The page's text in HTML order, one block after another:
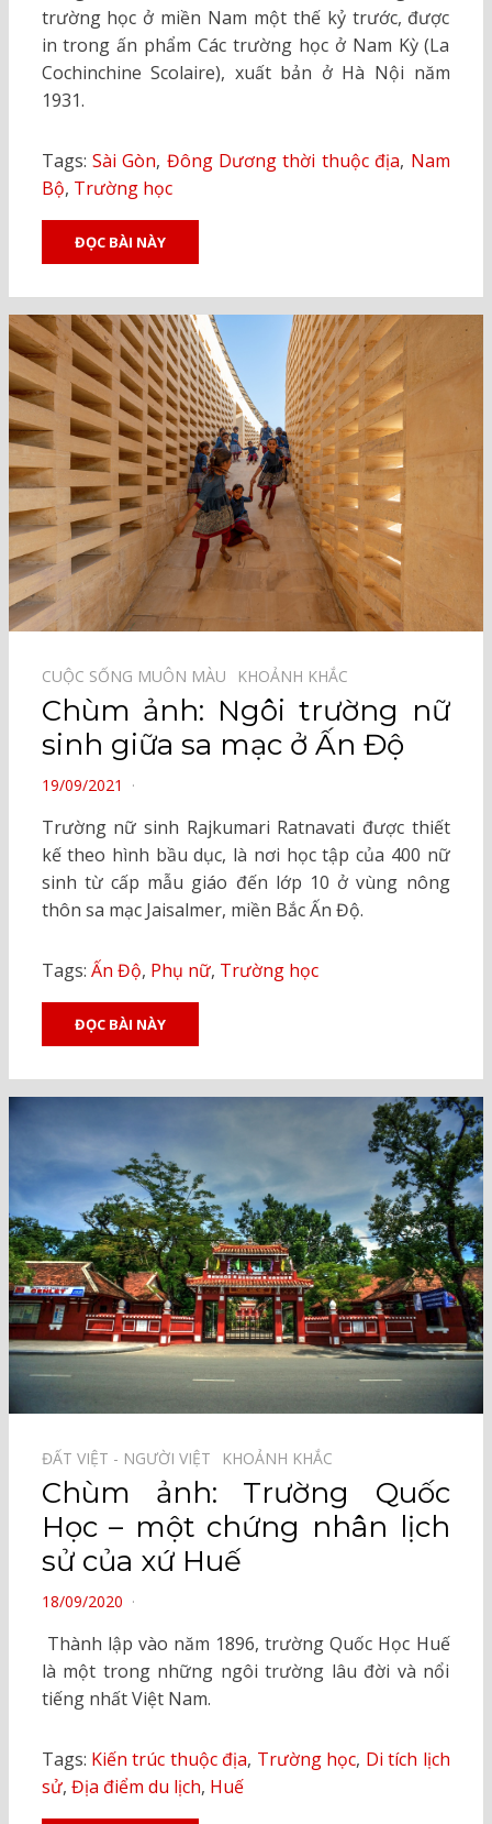
trường học ở miền Nam một thế kỷ trước, được
in trong ấn phẩm Các trường học ở Nam Kỳ (La
Cochinchine Scolaire), xuất bản ở Hà Nội năm
1931.
Tags: Sài Gòn, Đông Dương thời thuộc địa, Nam
Bộ, Trường học
ĐỌC BÀI NÀY
CUỘC SỐNG MUÔN MÀU⠀ KHOẢNH KHẮC⠀
Chùm ảnh: Ngôi trường nữ
sinh giữa sa mạc ở Ấn Độ
POSTED
19/09/2021
Trường nữ sinh Rajkumari Ratnavati được thiết
kế theo hình bầu dục, là nơi học tập của 400 nữ
sinh từ cấp mẫu giáo đến lớp 10 ở vùng nông
thôn sa mạc Jaisalmer, miền Bắc Ấn Độ.
Tags: Ấn Độ, Phụ nữ, Trường học
ĐỌC BÀI NÀY
ĐẤT VIỆT - NGƯỜI VIỆT⠀ KHOẢNH KHẮC⠀
Chùm ảnh: Trường Quốc
Học – một chứng nhân lịch
sử của xứ Huế
POSTED
18/09/2020
Thành lập vào năm 1896, trường Quốc Học Huế
là một trong những ngôi trường lâu đời và nổi
tiếng nhất Việt Nam.
Tags: Kiến trúc thuộc địa, Trường học, Di tích lịch
sử, Địa điểm du lịch, Huế